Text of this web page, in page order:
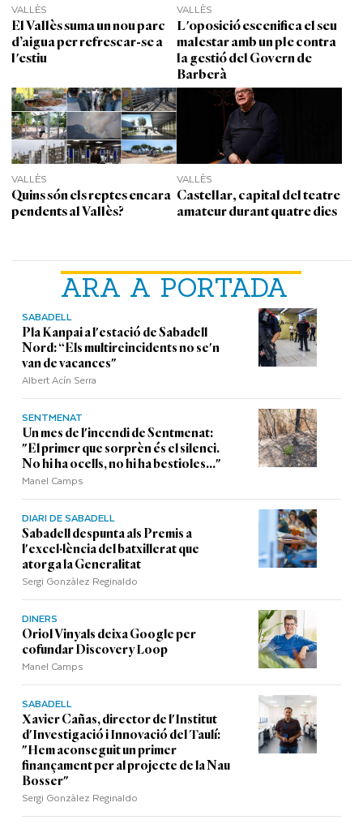
ARA A PORTADA
SABADELL
Pla Kanpai a l'estació de Sabadell
Nord: “Els multireincidents no se'n
van de vacances"
Albert Acín Serra
SENTMENAT
Un mes de l'incendi de Sentmenat:
"El primer que sorprèn és el silenci.
No hi ha ocells, no hi ha bestioles..."
Manel Camps
DIARI DE SABADELL
Sabadell despunta als Premis a
l'excel·lència del batxillerat que
atorga la Generalitat
Sergi Gonzàlez Reginaldo
DINERS
Oriol Vinyals deixa Google per
cofundar Discovery Loop
Manel Camps
SABADELL
Xavier Cañas, director de l'Institut
d'Investigació i Innovació del Taulí:
"Hem aconseguit un primer
finançament per al projecte de la Nau
Bosser"
Sergi Gonzàlez Reginaldo
VALLÈS
El Vallès suma un nou parc
d’aigua per refrescar-se a
l'estiu
VALLÈS
L'oposició escenifica el seu
malestar amb un ple contra
la gestió del Govern de
Barberà
VALLÈS
Quins són els reptes encara
pendents al Vallès?
VALLÈS
Castellar, capital del teatre
amateur durant quatre dies